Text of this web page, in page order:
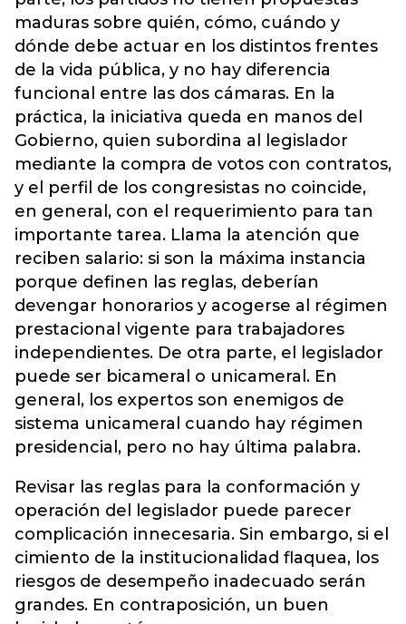
maduras sobre quién, cómo, cuándo y
dónde debe actuar en los distintos frentes
de la vida pública, y no hay diferencia
funcional entre las dos cámaras. En la
práctica, la iniciativa queda en manos del
Gobierno, quien subordina al legislador
mediante la compra de votos con contratos,
y el perfil de los congresistas no coincide,
en general, con el requerimiento para tan
importante tarea. Llama la atención que
reciben salario: si son la máxima instancia
porque definen las reglas, deberían
devengar honorarios y acogerse al régimen
prestacional vigente para trabajadores
independientes. De otra parte, el legislador
puede ser bicameral o unicameral. En
general, los expertos son enemigos de
sistema unicameral cuando hay régimen
presidencial, pero no hay última palabra.
Revisar las reglas para la conformación y
operación del legislador puede parecer
complicación innecesaria. Sin embargo, si el
cimiento de la institucionalidad flaquea, los
riesgos de desempeño inadecuado serán
grandes. En contraposición, un buen